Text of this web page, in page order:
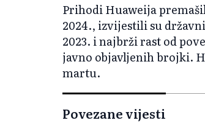
Prihodi Huaweija
2024., izvijestili su
2023. i najbrži rast od
javno objavljenih brojki.
martu.
Povezane vijesti